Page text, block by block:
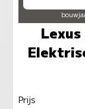
Prijs